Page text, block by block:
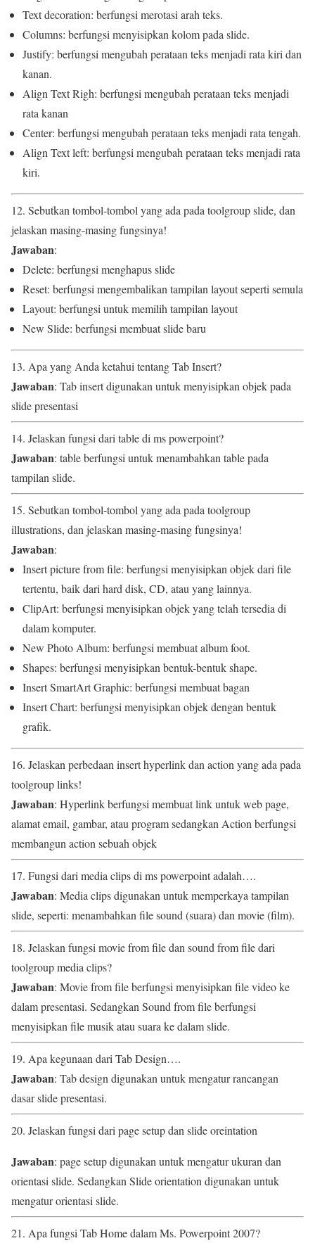
Text decoration: berfungsi merotasi arah teks.
Columns: berfungsi menyisipkan kolom pada slide.
Justify: berfungsi mengubah perataan teks menjadi rata kiri dan
kanan.
Align Text Righ: berfungsi mengubah perataan teks menjadi
rata kanan
Center: berfungsi mengubah perataan teks menjadi rata tengah.
Align Text left: berfungsi mengubah perataan teks menjadi rata
kiri.
12. Sebutkan tombol-tombol yang ada pada toolgroup slide, dan
jelaskan masing-masing fungsinya!
Jawaban:
Delete: berfungsi menghapus slide
Reset: berfungsi mengembalikan tampilan layout seperti semula
Layout: berfungsi untuk memilih tampilan layout
New Slide: berfungsi membuat slide baru
13. Apa yang Anda ketahui tentang Tab Insert?
Jawaban: Tab insert digunakan untuk menyisipkan objek pada
slide presentasi
14. Jelaskan fungsi dari table di ms powerpoint?
Jawaban: table berfungsi untuk menambahkan table pada
tampilan slide.
15. Sebutkan tombol-tombol yang ada pada toolgroup
illustrations, dan jelaskan masing-masing fungsinya!
Jawaban:
Insert picture from file: berfungsi menyisipkan objek dari file
tertentu, baik dari hard disk, CD, atau yang lainnya.
ClipArt: berfungsi menyisipkan objek yang telah tersedia di
dalam komputer.
New Photo Album: berfungsi membuat album foot.
Shapes: berfungsi menyisipkan bentuk-bentuk shape.
Insert SmartArt Graphic: berfungsi membuat bagan
Insert Chart: berfungsi menyisipkan objek dengan bentuk
grafik.
16. Jelaskan perbedaan insert hyperlink dan action yang ada pada
toolgroup links!
Jawaban: Hyperlink berfungsi membuat link untuk web page,
alamat email, gambar, atau program sedangkan Action berfungsi
membangun action sebuah objek
17. Fungsi dari media clips di ms powerpoint adalah….
Jawaban: Media clips digunakan untuk memperkaya tampilan
slide, seperti: menambahkan file sound (suara) dan movie (film).
18. Jelaskan fungsi movie from file dan sound from file dari
toolgroup media clips?
Jawaban: Movie from file berfungsi menyisipkan file video ke
dalam presentasi. Sedangkan Sound from file berfungsi
menyisipkan file musik atau suara ke dalam slide.
19. Apa kegunaan dari Tab Design….
Jawaban: Tab design digunakan untuk mengatur rancangan
dasar slide presentasi.
20. Jelaskan fungsi dari page setup dan slide oreintation
Jawaban: page setup digunakan untuk mengatur ukuran dan
orientasi slide. Sedangkan Slide orientation digunakan untuk
mengatur orientasi slide.
21. Apa fungsi Tab Home dalam Ms. Powerpoint 2007?